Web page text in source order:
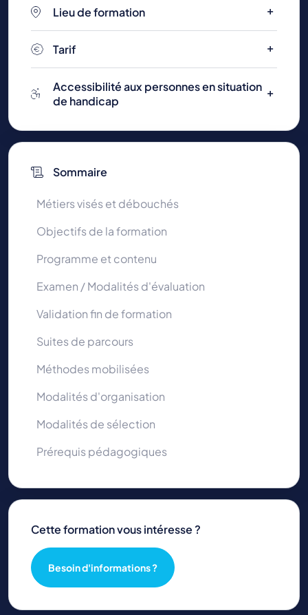
Lieu de formation
Tarif
Accessibilité aux personnes en situation
de handicap
Sommaire
Métiers visés et débouchés
Objectifs de la formation
Programme et contenu
Examen / Modalités d'évaluation
Validation fin de formation
Suites de parcours
Méthodes mobilisées
Modalités d'organisation
Modalités de sélection
Prérequis pédagogiques
Cette formation vous intéresse ?
Besoin d'informations ?